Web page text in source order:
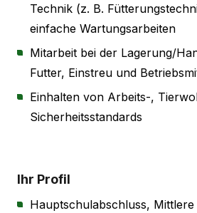
Technik (z. B.
einfache Wartungsarbeiten
Mitarbeit bei der Lagerung/
Futter, Einstreu und
Einhalten von Arbeits-,
Sicherheitsstandards
Ihr Profil
Hauptschulabschluss, Mittlere